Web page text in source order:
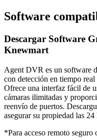
Software
Descargar Software
Knewmart
Agent DVR es un software
con detección en tiempo
Ofrece una interfaz fácil de
cámaras ilimitadas y
reenvío de puertos.
asegurar su propiedad las 24
*Para acceso remoto